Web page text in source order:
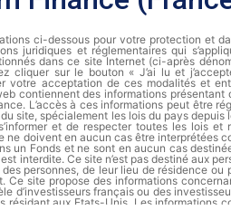
ci-dessous pour votre protection et
juridiques et réglementaires qui
dans ce site Internet (ci-après
cliquer sur le bouton « J’ai lu et
votre acceptation de ces modalités et
contiennent des informations présentant
L’accès à ces informations peut être
site, spécialement les lois du pays depuis
et de respecter toutes les lois et
doivent en aucun cas être interprétées
un Fonds et ne sont en aucun cas
interdite. Ce site n’est pas destiné aux
personnes, de leur lieu de résidence ou
Ce site propose des informations
d’investisseurs français ou des
aux Etats-Unis. Les informations